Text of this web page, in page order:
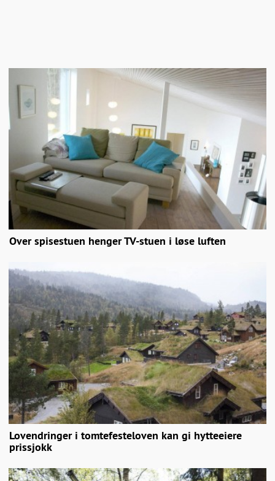
Over spisestuen henger TV-stuen i løse luften
Lovendringer i tomtefesteloven kan gi hytteeiere
prissjokk